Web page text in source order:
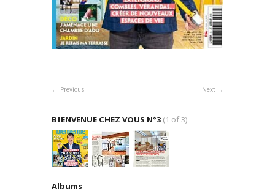
Next
Previous
BIENVENUE CHEZ VOUS N°3 (1 of 3)
Albums